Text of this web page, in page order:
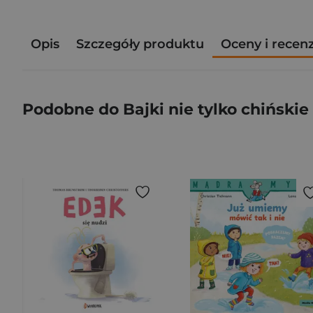
Opis Szczegóły produktu Oceny i
Podobne do Bajki nie tylko chińskie